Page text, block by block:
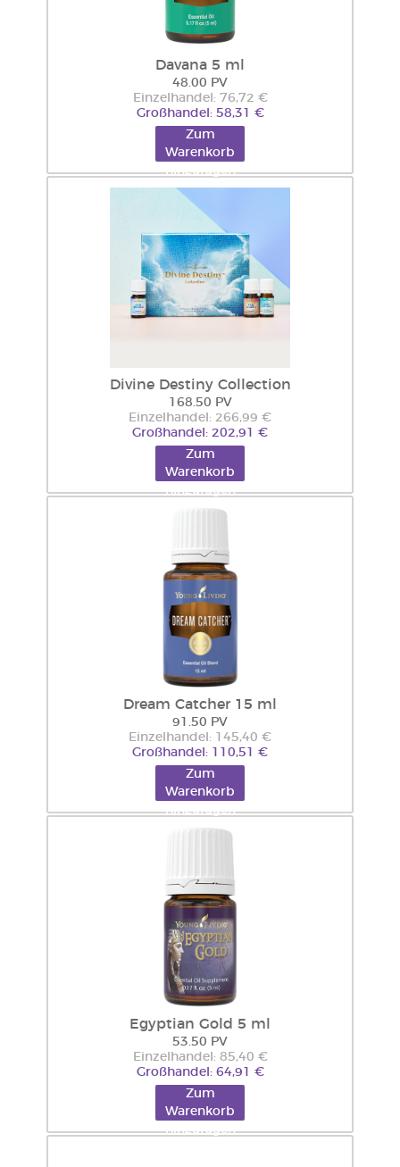
Davana 5 ml
48.00 PV
Einzelhandel: 76,72 €
Großhandel: 58,31 €
Zum
Warenkorb
hinzufügen
Divine Destiny Collection
168.50 PV
Einzelhandel: 266,99 €
Großhandel: 202,91 €
Zum
Warenkorb
hinzufügen
Dream Catcher 15 ml
91.50 PV
Einzelhandel: 145,40 €
Großhandel: 110,51 €
Zum
Warenkorb
hinzufügen
Egyptian Gold 5 ml
53.50 PV
Einzelhandel: 85,40 €
Großhandel: 64,91 €
Zum
Warenkorb
hinzufügen